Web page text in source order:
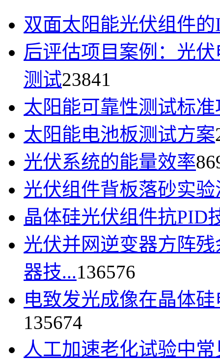
双面太阳能光伏组件
后评估项目案例：光
测试23841
太阳能可靠性测试标
太阳能电池板测试方案
光伏系统的能量效率
光伏组件背板落砂实验
晶体硅光伏组件抗PID
光伏并网逆变器方阵
器技...136576
电致发光成像在晶体
135674
人工加速老化试验中